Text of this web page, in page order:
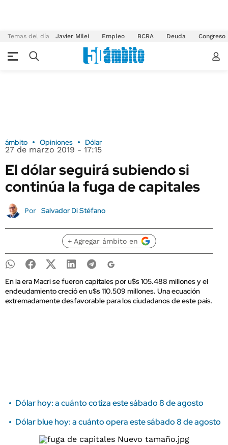
Temas del día Javier Milei Empleo BCRA Deuda Congreso
ámbito Opiniones Dólar
27 de marzo 2019 - 17:15
El dólar seguirá subiendo si
continúa la fuga de capitales
Por Salvador Di Stéfano
+ Agregar ámbito en
En la era Macri se fueron capitales por u$s 105.488 millones y el
endeudamiento creció en u$s 110.509 millones. Una ecuación
extremadamente desfavorable para los ciudadanos de este país.
Dólar hoy: a cuánto cotiza este sábado 8 de agosto
Dólar blue hoy: a cuánto opera este sábado 8 de agosto